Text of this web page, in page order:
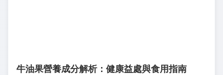
牛油果營養成分解析：健康益處與食用指南